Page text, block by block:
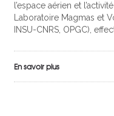
l’espace aérien et
Laboratoire Magmas et
INSU-CNRS, OPGC),
En savoir plus